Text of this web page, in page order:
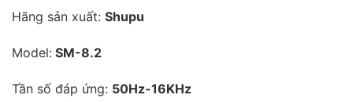
Hãng sản xuất: Shupu
Model: SM-8.2
Tần số đáp ứng: 50Hz-16KHz